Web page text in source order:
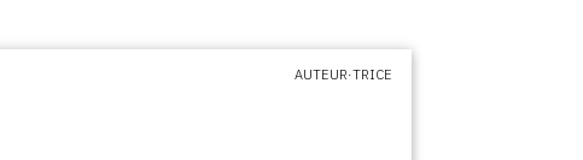
AUTEUR·TRICE